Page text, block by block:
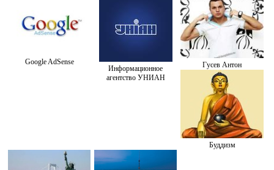
Google AdSense
Информационное
агентство УНИАН
Гусев Антон
Буддизм